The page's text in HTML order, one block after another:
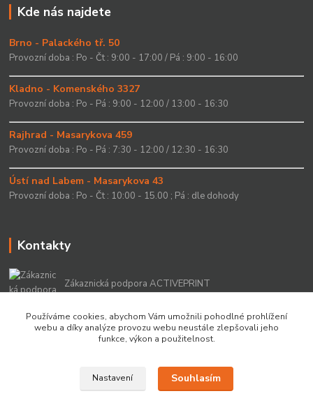
Kde nás najdete
Brno - Palackého tř. 50
Provozní doba : Po - Čt : 9:00 - 17:00 / Pá : 9:00 - 16:00
Kladno - Komenského 3327
Provozní doba : Po - Pá : 9:00 - 12:00 / 13:00 - 16:30
Rajhrad - Masarykova 459
Provozní doba : Po - Pá : 7:30 - 12:00 / 12:30 - 16:30
Ústí nad Labem - Masarykova 43
Provozní doba : Po - Čt : 10:00 - 15.00 ; Pá : dle dohody
Kontakty
Zákaznická podpora ACTIVEPRINT
+420 549 213 756
info@activeprint.cz
Používáme cookies, abychom Vám umožnili pohodlné prohlížení
webu a díky analýze provozu webu neustále zlepšovali jeho
funkce, výkon a použitelnost.
Nastavení Souhlasím